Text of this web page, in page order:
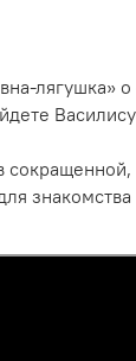
лягушка»